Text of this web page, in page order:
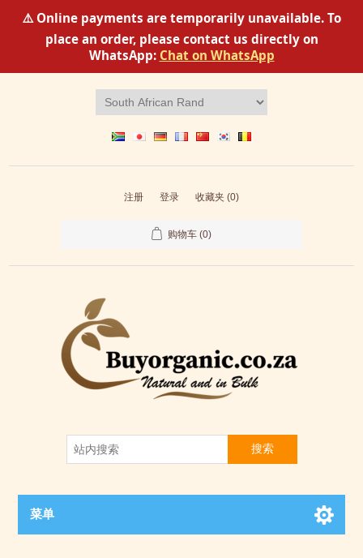
⚠️ Online payments are temporarily unavailable. To
place an order, please contact us directly on
WhatsApp: Chat on WhatsApp
注册 登录 收藏夹 (0)
购物车 (0)
搜索
菜单